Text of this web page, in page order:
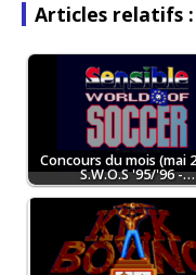
Articles relatifs :
Concours du mois (mai
S.W.O.S '95/'96 -…